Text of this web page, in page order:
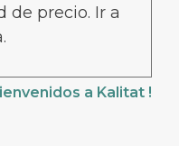
de precio. Ir a
a Kalitat !